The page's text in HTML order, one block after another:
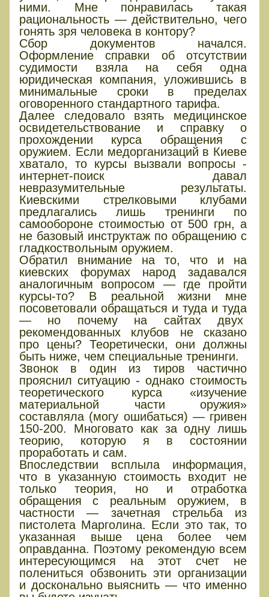
ними. Мне понравилась такая
рациональность — действительно, чего
гонять зря человека в контору?
Сбор документов начался.
Оформление справки об отсутствии
судимости взяла на себя одна
юридическая компания, уложившись в
минимальные сроки в пределах
оговоренного стандартного тарифа.
Далее следовало взять медицинское
освидетельствование и справку о
прохождении курса обращения с
оружием. Если медорганизаций в Киеве
хватало, то курсы вызвали вопросы -
интернет-поиск давал
невразумительные результаты.
Киевскими стрелковыми клубами
предлагались лишь тренинги по
самообороне стоимостью от 500 грн, а
не базовый инструктаж по обращению с
гладкоствольным оружием.
Обратил внимание на то, что и на
киевских форумах народ задавался
аналогичным вопросом — где пройти
курсы-то? В реальной жизни мне
посоветовали обращаться и туда и туда
— но почему на сайтах двух
рекомендованных клубов не сказано
про цены? Теоретически, они должны
быть ниже, чем специальные тренинги.
Звонок в один из тиров частично
прояснил ситуацию - однако стоимость
теоретического курса «изучение
материальной части оружия»
составляла (могу ошибаться) — гривен
150-200. Многовато как за одну лишь
теорию, которую я в состоянии
проработать и сам.
Впоследствии всплыла информация,
что в указанную стоимость входит не
только теория, но и отработка
обращения с реальным оружием, в
частности — зачетная стрельба из
пистолета Марголина. Если это так, то
указанная выше цена более чем
оправданна. Поэтому рекомендую всем
интересующимся на этот счет не
полениться обзвонить эти организации
и досконально выяснить — что именно